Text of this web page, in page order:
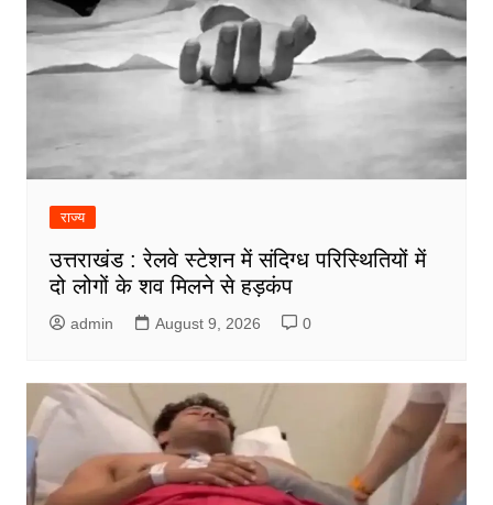
राज्य
उत्तराखंड : रेलवे स्टेशन में संदिग्ध परिस्थितियों में
दो लोगों के शव मिलने से हड़कंप
admin August 9, 2026 0